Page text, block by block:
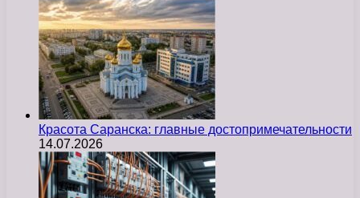
Красота Саранска: главные достопримечательности
14.07.2026